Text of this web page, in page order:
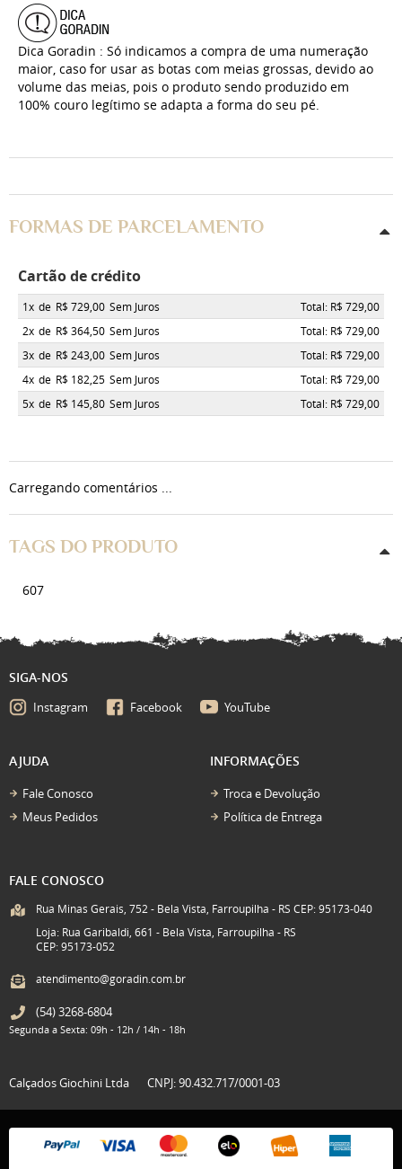
Dica Goradin : Só indicamos a compra de uma numeração
maior, caso for usar as botas com meias grossas, devido ao
volume das meias, pois o produto sendo produzido em
100% couro legítimo se adapta a forma do seu pé.
FORMAS DE PARCELAMENTO
Cartão de crédito
1x de R$ 729,00 Sem Juros
Total: R$ 729,00
2x de R$ 364,50 Sem Juros
Total: R$ 729,00
3x de R$ 243,00 Sem Juros
Total: R$ 729,00
4x de R$ 182,25 Sem Juros
Total: R$ 729,00
5x de R$ 145,80 Sem Juros Total: R$ 729,00
Carregando comentários ...
TAGS DO PRODUTO
607
SIGA-NOS
Instagram Facebook YouTube
AJUDA
Fale Conosco
Meus Pedidos
INFORMAÇÕES
Troca e Devolução
Política de Entrega
FALE CONOSCO
Rua Minas Gerais, 752 - Bela Vista, Farroupilha - RS CEP: 95173-040
Loja: Rua Garibaldi, 661 - Bela Vista, Farroupilha - RS
CEP: 95173-052
atendimento@goradin.com.br
(54)3268-6804
Segunda a Sexta: 09h - 12h / 14h - 18h
Calçados Giochini Ltda CNPJ: 90.432.717/0001-03